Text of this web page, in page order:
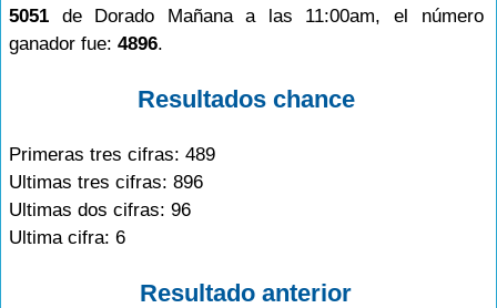
5051 de Dorado Mañana a las 11:00am, el número
ganador fue: 4896.
Resultados chance
Primeras tres cifras: 489
Ultimas tres cifras: 896
Ultimas dos cifras: 96
Ultima cifra: 6
Resultado anterior